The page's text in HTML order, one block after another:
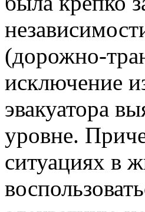
(дорожно-
исключение
эвакуатора
уровне.
ситуациях в